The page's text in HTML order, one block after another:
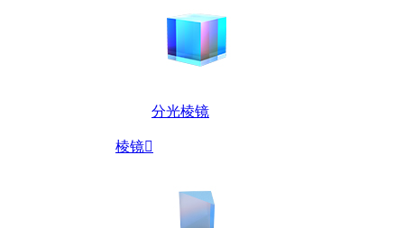
分光棱镜
棱镜